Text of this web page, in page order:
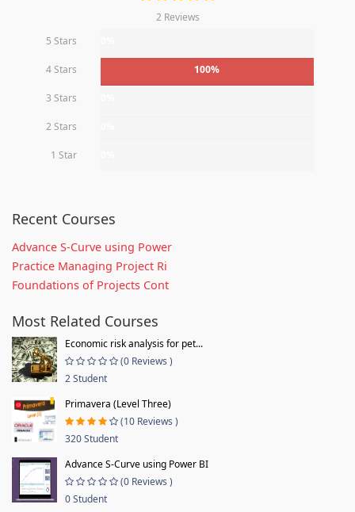
2 Reviews
5 Stars
4 Stars 100%
3 Stars
2 Stars
1 Star
Recent Courses
Advance S-Curve using Power
Practice Managing Project Ri
Foundations of Projects Cont
Most Related Courses
Economic risk analysis for pet...
(0 Reviews )
2 Student
Primavera (Level Three)
(10 Reviews )
320 Student
Advance S-Curve using Power BI
(0 Reviews )
0 Student